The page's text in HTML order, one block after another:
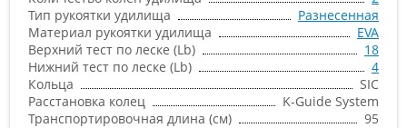
Тип рукоятки удилища
Разнесенная
Материал рукоятки удилища
EVA
Верхний тест по леске (Lb)
18
Нижний тест по леске (Lb)
4
Кольца
SIC
Расстановка колец
K-Guide System
Транспортировочная длина (см)
95